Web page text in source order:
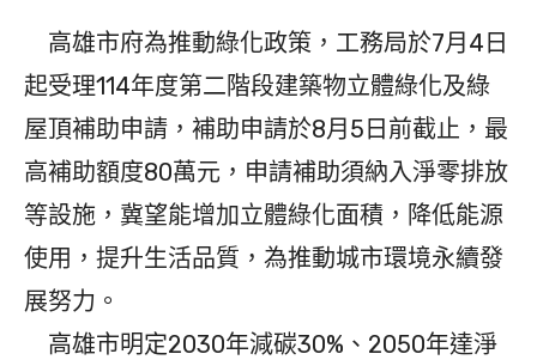
高雄市府為推動綠化政策，工務局於7月4日
起受理114年度第二階段建築物立體綠化及綠
屋頂補助申請，補助申請於8月5日前截止，最
高補助額度80萬元，申請補助須納入淨零排放
等設施，冀望能增加立體綠化面積，降低能源
使用，提升生活品質，為推動城市環境永續發
展努力。
高雄市明定2030年減碳30%、2050年達淨